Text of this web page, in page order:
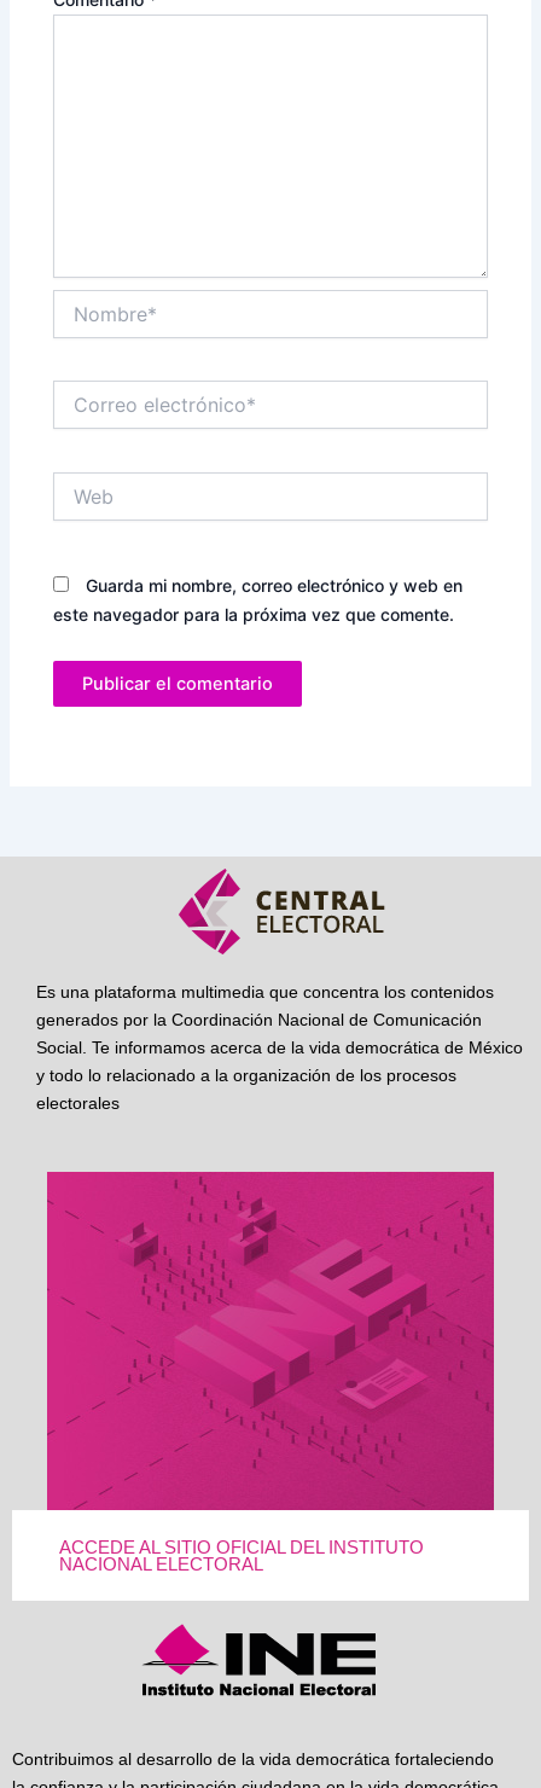
electrónico*
Guarda mi nombre, correo electrónico y web en
este navegador para la próxima vez que comente.
Es una plataforma multimedia que concentra los contenidos
generados por la Coordinación Nacional de Comunicación
Social. Te informamos acerca de la vida democrática de México
y todo lo relacionado a la organización de los procesos
electorales
ACCEDE AL SITIO OFICIAL DEL INSTITUTO
NACIONAL ELECTORAL
Contribuimos al desarrollo de la vida democrática fortaleciendo